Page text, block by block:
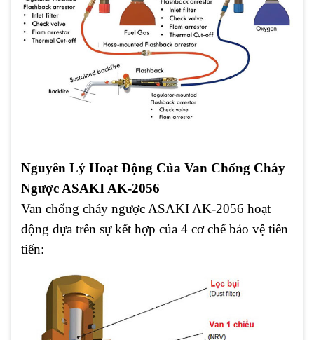
Nguyên Lý Hoạt Động Của Van Chống Cháy
Ngược ASAKI AK-2056
Van chống cháy ngược ASAKI AK-2056 hoạt
động dựa trên sự kết hợp của 4 cơ chế bảo vệ tiên
tiến: